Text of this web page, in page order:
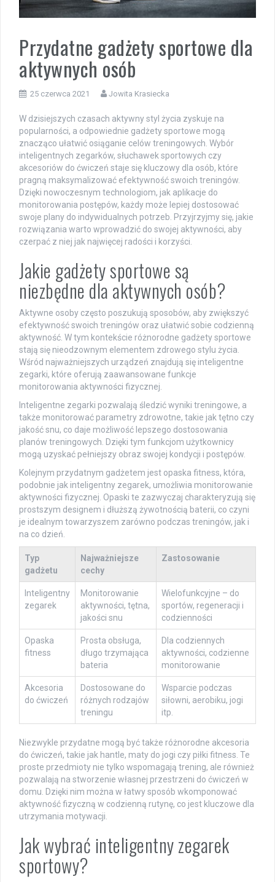
Przydatne gadżety sportowe dla
aktywnych osób
25 czerwca 2021 Jowita Krasiecka
W dzisiejszych czasach aktywny styl życia zyskuje na
popularności, a odpowiednie gadżety sportowe mogą
znacząco ułatwić osiąganie celów treningowych. Wybór
inteligentnych zegarków, słuchawek sportowych czy
akcesoriów do ćwiczeń staje się kluczowy dla osób, które
pragną maksymalizować efektywność swoich treningów.
Dzięki nowoczesnym technologiom, jak aplikacje do
monitorowania postępów, każdy może lepiej dostosować
swoje plany do indywidualnych potrzeb. Przyjrzyjmy się, jakie
rozwiązania warto wprowadzić do swojej aktywności, aby
czerpać z niej jak najwięcej radości i korzyści.
Jakie gadżety sportowe są
niezbędne dla aktywnych osób?
Aktywne osoby często poszukują sposobów, aby zwiększyć
efektywność swoich treningów oraz ułatwić sobie codzienną
aktywność. W tym kontekście różnorodne gadżety sportowe
stają się nieodzownym elementem zdrowego stylu życia.
Wśród najważniejszych urządzeń znajdują się inteligentne
zegarki, które oferują zaawansowane funkcje
monitorowania aktywności fizycznej.
Inteligentne zegarki pozwalają śledzić wyniki treningowe, a
także monitorować parametry zdrowotne, takie jak tętno czy
jakość snu, co daje możliwość lepszego dostosowania
planów treningowych. Dzięki tym funkcjom użytkownicy
mogą uzyskać pełniejszy obraz swojej kondycji i postępów.
Kolejnym przydatnym gadżetem jest opaska fitness, która,
podobnie jak inteligentny zegarek, umożliwia monitorowanie
aktywności fizycznej. Opaski te zazwyczaj charakteryzują się
prostszym designem i dłuższą żywotnością baterii, co czyni
je idealnym towarzyszem zarówno podczas treningów, jak i
na co dzień.
Typ
gadżetu
Najważniejsze
cechy
Zastosowanie
Inteligentny
zegarek
Monitorowanie
aktywności, tętna,
jakości snu
Wielofunkcyjne – do
sportów, regeneracji i
codzienności
Opaska
fitness
Prosta obsługa,
długo trzymająca
bateria
Dla codziennych
aktywności, codzienne
monitorowanie
Akcesoria
do ćwiczeń
Dostosowane do
różnych rodzajów
treningu
Wsparcie podczas
siłowni, aerobiku, jogi
itp.
Niezwykle przydatne mogą być także różnorodne akcesoria
do ćwiczeń, takie jak hantle, maty do jogi czy piłki fitness. Te
proste przedmioty nie tylko wspomagają trening, ale również
pozwalają na stworzenie własnej przestrzeni do ćwiczeń w
domu. Dzięki nim można w łatwy sposób wkomponować
aktywność fizyczną w codzienną rutynę, co jest kluczowe dla
utrzymania motywacji.
Jak wybrać inteligentny zegarek
sportowy?